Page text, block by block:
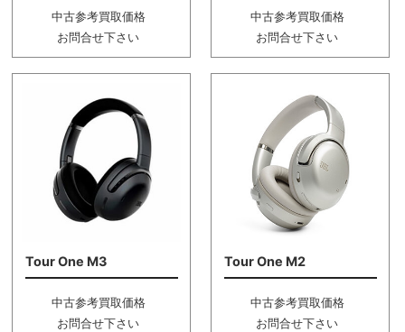
中古参考買取価格
お問合せ下さい
中古参考買取価格
お問合せ下さい
Tour One M3
中古参考買取価格
お問合せ下さい
Tour One M2
中古参考買取価格
お問合せ下さい